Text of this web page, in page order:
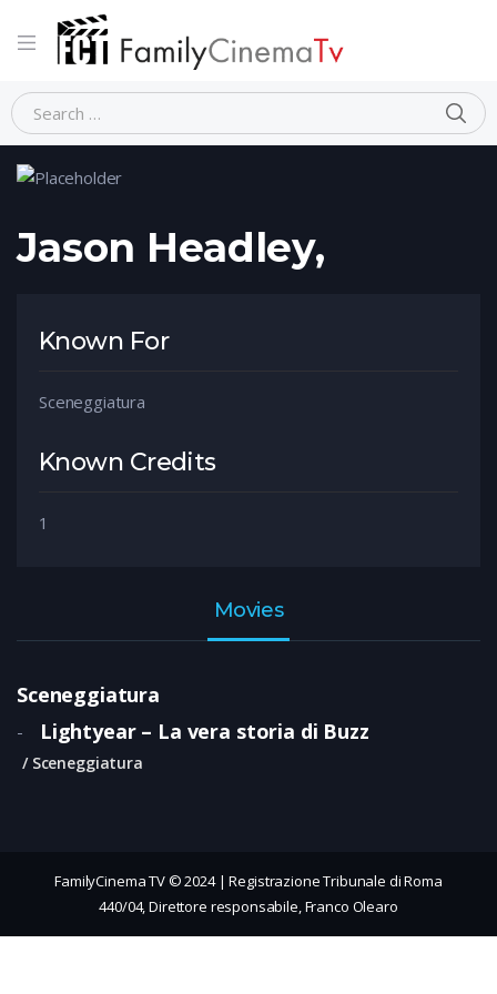
Home Person Jason Headley,
Jason Headley,
Known For
Sceneggiatura
Known Credits
1
Movies
Sceneggiatura
- Lightyear – La vera storia di Buzz
Sceneggiatura
FamilyCinema TV © 2024 | Registrazione Tribunale di Roma
440/04, Direttore responsabile, Franco Olearo